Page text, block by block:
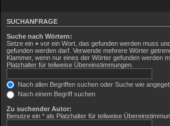
SUCHANFRAGE
Suche nach Wörtern:
Setze ein + vor ein Wort, das gefunden werden muss
gefunden werden darf. Verwende mehrere Wörter
Klammer, wenn nur eines der Wörter gefunden werden
Platzhalter für teilweise Übereinstimmungen.
Nach allen Begriffen suchen oder Suche wie
Nach einem Begriff suchen
Zu suchender Autor:
Benutze ein * als Platzhalter für teilweise